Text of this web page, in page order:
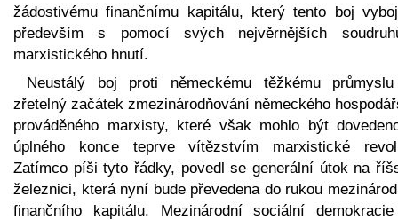
žádostivému finančnímu kapitálu, který tento boj
především s pomocí svých nejvěrnějších
marxistického hnutí.
Neustálý boj proti německému těžkému
zřetelný začátek zmezinárodňování německého
prováděného marxisty, které však mohlo být
úplného konce teprve vítězstvím marxistické
Zatímco píši tyto řádky, povedl se generální útok na
železnici, která nyní bude převedena do rukou
finančního kapitálu. Mezinárodní sociální